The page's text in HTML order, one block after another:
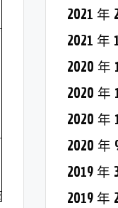
2021 年
2021 年
2020 年
2020 年
2020 年
2020 年
2019 年
2019 年